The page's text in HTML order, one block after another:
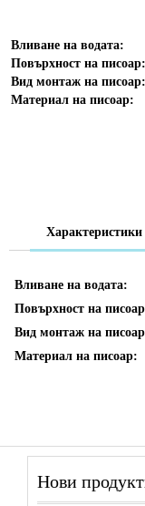
Вливане на водата:
Повърхност на писоар:
Вид монтаж на писоар:
Материал на писоар:
Характеристики
Вливане на водата:
Повърхност на
Вид монтаж на
Материал на писоар:
Нови